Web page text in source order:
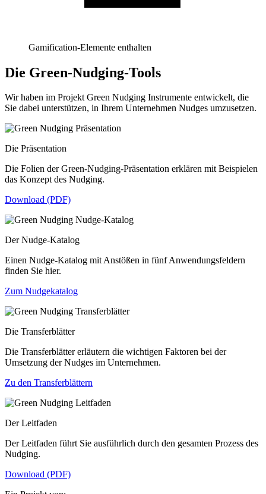
Gamification-Elemente enthalten
Die Green-Nudging-Tools
Wir haben im Projekt Green Nudging Instrumente entwickelt, die
Sie dabei unterstützen, in Ihrem Unternehmen Nudges umzusetzen.
Die Präsentation
Die Folien der Green-Nudging-Präsentation erklären mit Beispielen
das Konzept des Nudging.
Download (PDF)
Der Nudge-Katalog
Einen Nudge-Katalog mit Anstößen in fünf Anwendungsfeldern
finden Sie hier.
Zum Nudgekatalog
Die Transferblätter
Die Transferblätter erläutern die wichtigen Faktoren bei der
Umsetzung der Nudges im Unternehmen.
Zu den Transferblättern
Der Leitfaden
Der Leitfaden führt Sie ausführlich durch den gesamten Prozess des
Nudging.
Download (PDF)